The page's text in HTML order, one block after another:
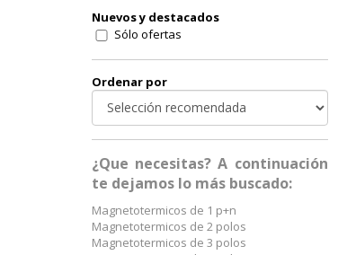
Nuevos y destacados
Sólo ofertas
Ordenar por
¿Que necesitas? A continuación
te dejamos lo más buscado:
Magnetotermicos de 1 p+n
Magnetotermicos de 2 polos
Magnetotermicos de 3 polos